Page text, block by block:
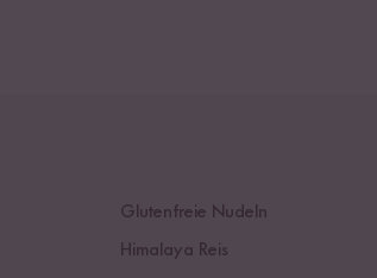
Glutenfreie Nudeln
Himalaya Reis